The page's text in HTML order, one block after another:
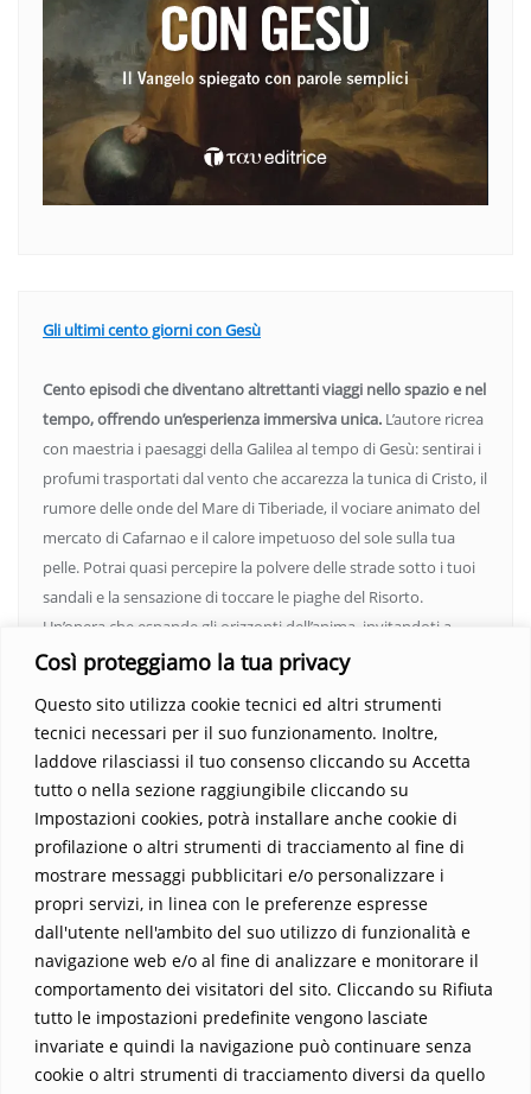
Così proteggiamo la tua privacy
Questo sito utilizza cookie tecnici ed altri strumenti
tecnici necessari per il suo funzionamento. Inoltre,
laddove rilasciassi il tuo consenso cliccando su Accetta
tutto o nella sezione raggiungibile cliccando su
Impostazioni cookies, potrà installare anche cookie di
profilazione o altri strumenti di tracciamento al fine di
mostrare messaggi pubblicitari e/o personalizzare i
propri servizi, in linea con le preferenze espresse
dall'utente nell'ambito del suo utilizzo di funzionalità e
navigazione web e/o al fine di analizzare e monitorare il
comportamento dei visitatori del sito. Cliccando su Rifiuta
tutto le impostazioni predefinite vengono lasciate
invariate e quindi la navigazione può continuare senza
cookie o altri strumenti di tracciamento diversi da quello
Gli ultimi cento giorni con Gesù
Cento episodi che diventano altrettanti viaggi nello spazio e nel
tempo, offrendo un’esperienza immersiva unica. L’autore ricrea
con maestria i paesaggi della Galilea al tempo di Gesù: sentirai i
profumi trasportati dal vento che accarezza la tunica di Cristo, il
rumore delle onde del Mare di Tiberiade, il vociare animato del
mercato di Cafarnao e il calore impetuoso del sole sulla tua
pelle. Potrai quasi percepire la polvere delle strade sotto i tuoi
sandali e la sensazione di toccare le piaghe del Risorto.
Un’opera che espande gli orizzonti dell’anima, invitandoti a
vedere oltre i confini del conosciuto. Scopri un mondo in cui
indimenticabile.Non perdere l’occasione di immergerti in
questo viaggio straordinario. Acquista il libro e lascia che la
Parola trasformi la tua vita
Home Contatti
Sostieni La Buona Parola – dona 5 €, 10 €, 25 €… il tuo contributo